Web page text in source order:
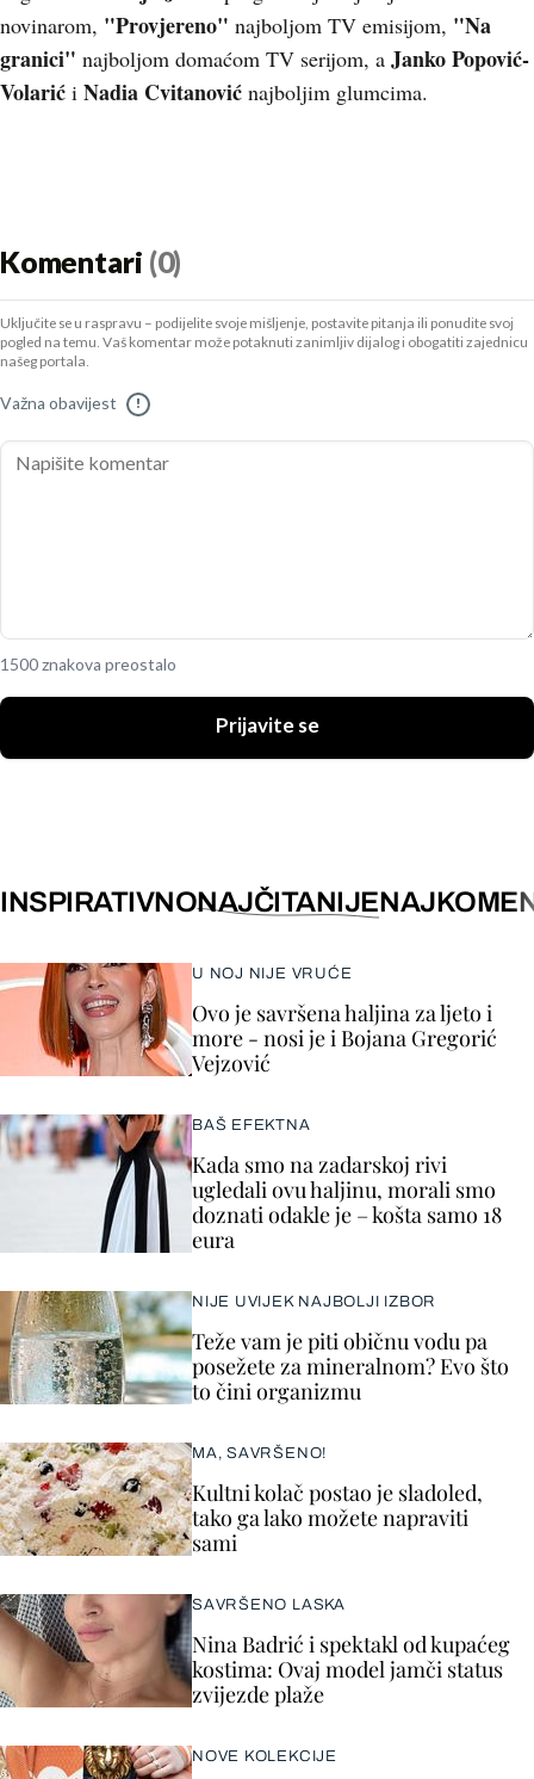
novinarom, "Provjereno" najboljom TV emisijom, "Na
granici" najboljom domaćom TV serijom, a Janko Popović-
Volarić i Nadia Cvitanović najboljim glumcima.
Komentari (0)
Uključite se u raspravu – podijelite svoje mišljenje, postavite pitanja ili ponudite svoj
pogled na temu. Vaš komentar može potaknuti zanimljiv dijalog i obogatiti zajednicu
našeg portala.
Važna obavijest !
1500 znakova preostalo
Prijavite se
INSPIRATIVNONAJČITANIJE
U NOJ NIJE VRUĆE
Ovo je savršena haljina za ljeto i
more - nosi je i Bojana Gregorić
Vejzović
BAŠ EFEKTNA
Kada smo na zadarskoj rivi
ugledali ovu haljinu, morali smo
doznati odakle je – košta samo 18
eura
NIJE UVIJEK NAJBOLJI IZBOR
Teže vam je piti običnu vodu pa
posežete za mineralnom? Evo što
to čini organizmu
MA, SAVRŠENO!
Kultni kolač postao je sladoled,
tako ga lako možete napraviti
sami
SAVRŠENO LASKA
Nina Badrić i spektakl od kupaćeg
kostima: Ovaj model jamči status
zvijezde plaže
NOVE KOLEKCIJE